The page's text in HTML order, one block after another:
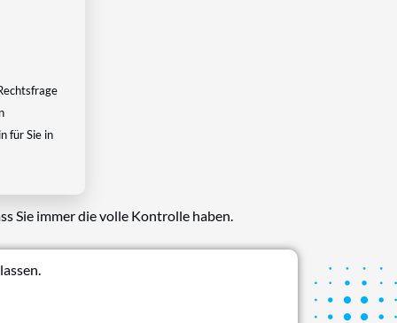
für Sie in
Sie immer die volle Kontrolle haben.